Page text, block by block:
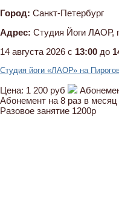
Город: Санкт-Петербург
Адрес: Студия Йоги ЛАОР,
14 августа 2026 c 13:00 до
Студия йоги «ЛАОР» на
Цена: 1 200 руб
Абонемент на 8 раз в месяц
Разовое занятие 1200р